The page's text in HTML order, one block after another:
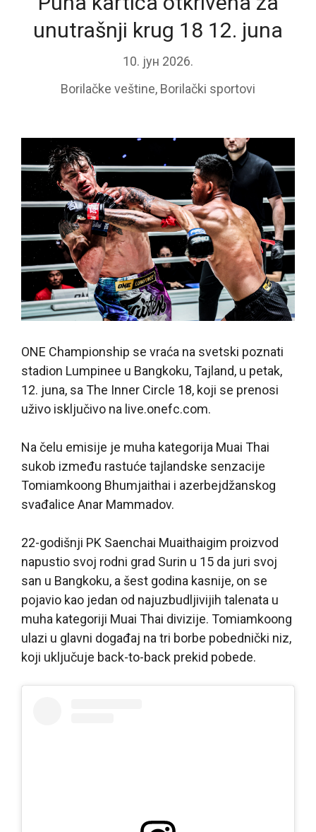
unutrašnji krug 18 12. juna
10. јун 2026.
Borilačke veštine, Borilački sportovi
ONE Championship se vraća na svetski poznati
stadion Lumpinee u Bangkoku, Tajland, u petak,
12. juna, sa The Inner Circle 18, koji se prenosi
uživo isključivo na live.onefc.com.
Na čelu emisije je muha kategorija Muai Thai
sukob između rastuće tajlandske senzacije
Tomiamkoong Bhumjaithai i azerbejdžanskog
svađalice Anar Mammadov.
22-godišnji PK Saenchai Muaithaigim proizvod
napustio svoj rodni grad Surin u 15 da juri svoj
san u Bangkoku, a šest godina kasnije, on se
pojavio kao jedan od najuzbudljivijih talenata u
muha kategoriji Muai Thai divizije. Tomiamkoong
ulazi u glavni događaj na tri borbe pobednički niz,
koji uključuje back-to-back prekid pobede.